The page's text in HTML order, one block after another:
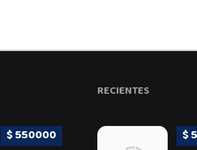
$ 550000
RECIENTES
$